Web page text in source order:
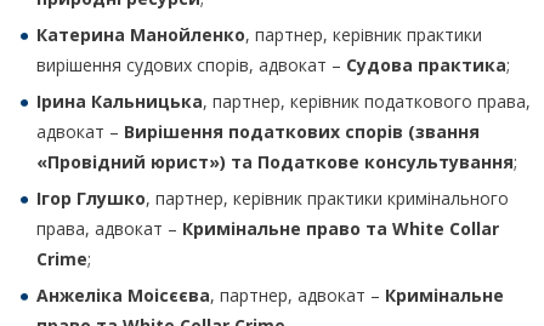
Катерина Манойленко, партнер, керівник практики
вирішення судових спорів, адвокат – Судова практика;
Ірина Кальницька, партнер, керівник податкового права,
адвокат – Вирішення податкових спорів (звання
«Провідний юрист») та Податкове консультування;
Ігор Глушко, партнер, керівник практики кримінального
права, адвокат – Кримінальне право та White Collar
Crime;
Анжеліка Моісєєва, партнер, адвокат – Кримінальне